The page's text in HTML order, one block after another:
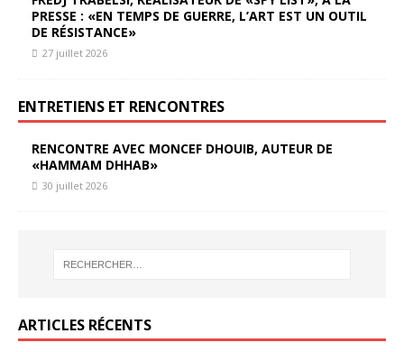
PRESSE : «EN TEMPS DE GUERRE, L’ART EST UN OUTIL
DE RÉSISTANCE»
27 juillet 2026
ENTRETIENS ET RENCONTRES
RENCONTRE AVEC MONCEF DHOUIB, AUTEUR DE
«HAMMAM DHHAB»
30 juillet 2026
ARTICLES RÉCENTS